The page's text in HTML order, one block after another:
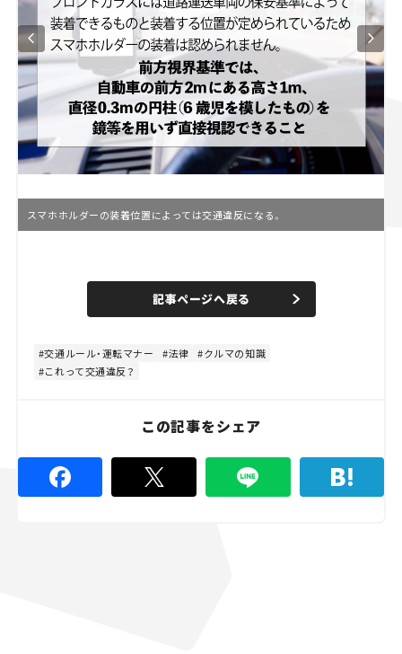
スマホホルダーの装着位置によっては交通違反になる。
n
e
d
8
記事ページへ戻る
交通ルール・運転マナー 法律
クルマの知識
これって交通違反？
この記事をシェア